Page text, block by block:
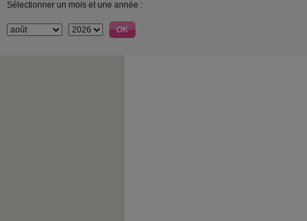
Sélectionner un mois et une année :